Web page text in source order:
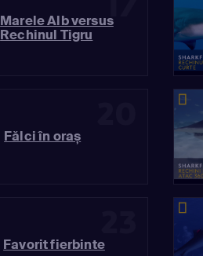
Marele Alb versus
Rechinul Tigru
Fălci în oraș
Favorit fierbinte